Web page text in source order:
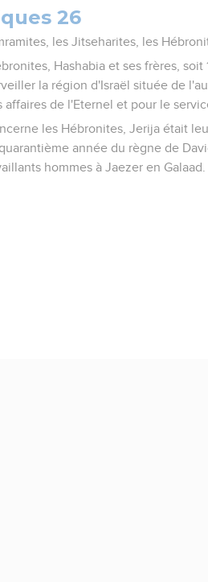
26
les Jitseharites, les
Hashabia et ses frères,
la région d'Israël située de
affaires de l'Eternel et pour le
les Hébronites, Jerija était
année du règne de
hommes à Jaezer en Galaad.